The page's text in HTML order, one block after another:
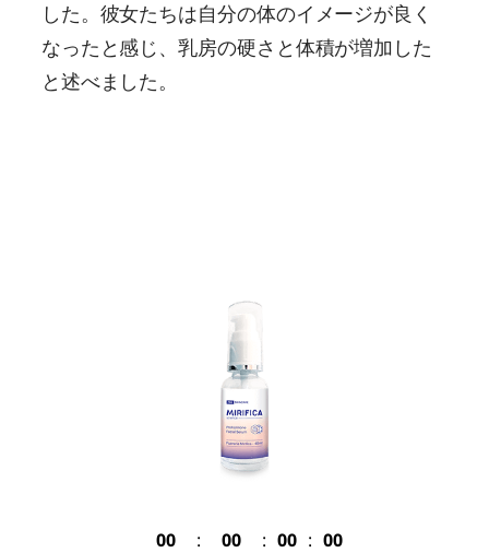
した。彼女たちは自分の体のイメージが良く
なったと感じ、乳房の硬さと体積が増加した
と述べました。
00 : 00 : 00 : 00